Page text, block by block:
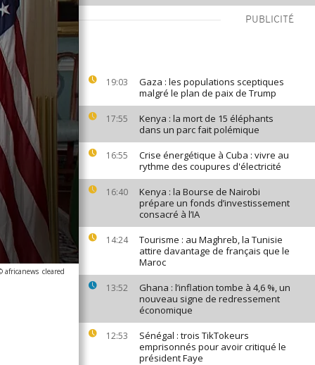
PUBLICITÉ
19:03
Gaza : les populations sceptiques
malgré le plan de paix de Trump
17:55
Kenya : la mort de 15 éléphants
dans un parc fait polémique
16:55
Crise énergétique à Cuba : vivre au
rythme des coupures d'électricité
16:40
Kenya : la Bourse de Nairobi
prépare un fonds d’investissement
consacré à l’IA
14:24
Tourisme : au Maghreb, la Tunisie
attire davantage de français que le
Maroc
13:52
Ghana : l’inflation tombe à 4,6 %, un
nouveau signe de redressement
économique
12:53
Sénégal : trois TikTokeurs
emprisonnés pour avoir critiqué le
président Faye
africanews cleared